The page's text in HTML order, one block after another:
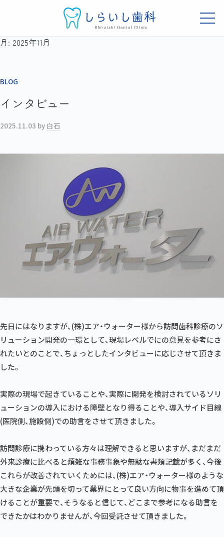
コ
ン
へ
ス
ら
し
科
田
辺
の
歯
科
メ
月: 2025年11月
BLOG
インタビュー
2025.11.03 by 白石
先日にはなりますが、(株)エア・ウォーター様から訪問歯科診療のソ
リューション開発の一環として、現場レベルでにの意見を参考にさ
れたいとのことで、ちょっとしたインタビューに応じさせて頂きま
した。
実際の現場で起きていることや、実際に開発を検討されているソリ
ューションの導入における障壁となり得ることや、導入サイド目線
(医院側、施設側)での助言をさせて頂きました。
訪問診療に携わっている方々は理解できると思いますが、まだまだ
外来診療に比べると煩雑な事務事象や無駄な書類記載が多く、今後
これらが改善されていくためには、(株)エア・ウォーター様のような
大きな企業が先頭を切って業界にとって良い方向に物事を進めて頂
けることが重要で、そうなると信じて、どこまで参考になる助言を
できたかはわかりませんが、今回受託させて頂きました。
歯
ー